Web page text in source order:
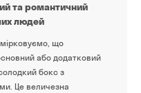
та романтичний
людей
що
або додатковий
бокс з
Це величезна